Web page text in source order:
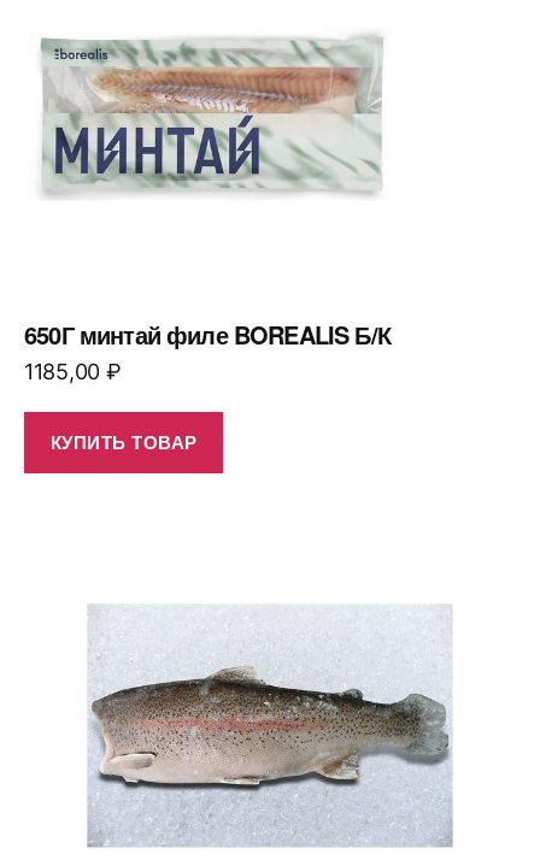
650Г минтай филе BOREALIS Б/К
1185,00 ₽
КУПИТЬ ТОВАР